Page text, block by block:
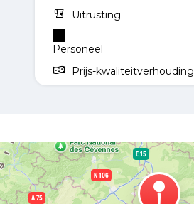
Uitrusting
Personeel
Prijs-kwaliteitverhouding